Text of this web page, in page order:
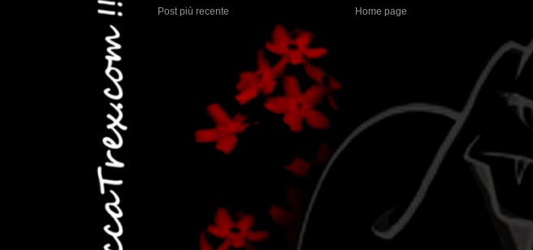
Post più recente Home page